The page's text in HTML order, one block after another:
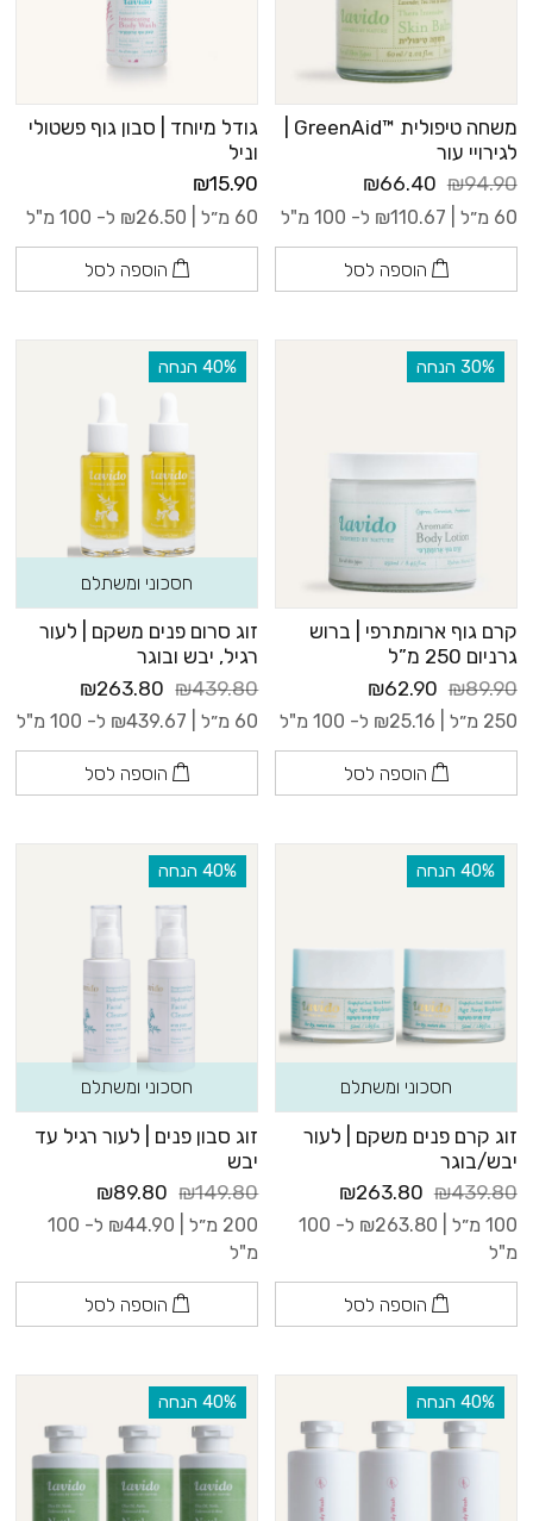
לגירויי עור
₪94.90
₪66.40
60 מ״ל | ₪110.67 ל- 100 מ"ל
הוספה לסל
גודל מיוחד | סבון גוף פשטולי
וניל
₪15.90
60 מ״ל | ₪26.50 ל- 100 מ"ל
הוספה לסל
‫30% הנחה
קרם גוף ארומתרפי | ברוש
גרניום 250 מ”ל
₪89.90
₪62.90
250 מ״ל | ₪25.16 ל- 100 מ"ל
הוספה לסל
‫40% הנחה
חסכוני ומשתלם
זוג סרום פנים משקם | לעור
רגיל, יבש ובוגר
₪439.80
₪263.80
60 מ״ל | ₪439.67 ל- 100 מ"ל
הוספה לסל
‫40% הנחה
חסכוני ומשתלם
זוג קרם פנים משקם | לעור
יבש/בוגר
₪439.80
₪263.80
100 מ״ל | ₪263.80
ל- 100
מ"ל
הוספה לסל
‫40% הנחה
חסכוני ומשתלם
זוג סבון פנים | לעור רגיל עד
יבש
₪149.80
₪89.80
200 מ״ל | ₪44.90
ל- 100
מ"ל
הוספה לסל
‫40% הנחה ‫40% הנחה